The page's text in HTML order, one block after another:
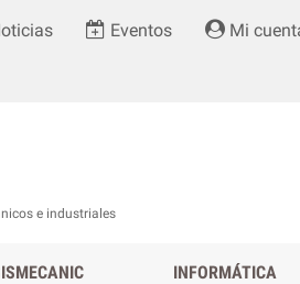
Eventos Mi
e industriales
INFORMÁTICA